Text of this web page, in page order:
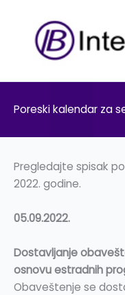
sadržaj
Poreski kalendar za
Pregledajte spisak
2022. godine.
05.09.2022.
Dostavljanje
osnovu estradnih
Obaveštenje se